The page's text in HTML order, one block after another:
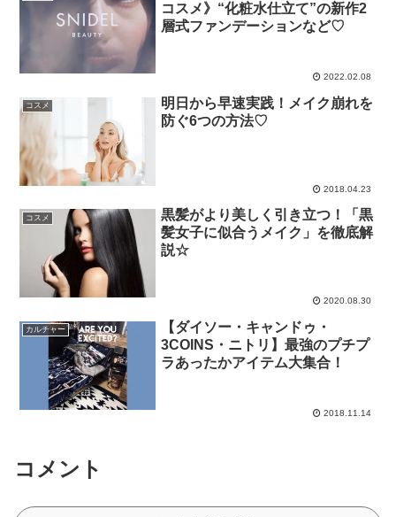
コスメ》“化粧水仕立て”の新作2
層式ファンデーションなど♡
2022.02.08
コスメ
明日から早速実践！メイク崩れを
防ぐ6つの方法♡
2018.04.23
コスメ
黒髪がより美しく引き立つ！「黒
髪女子に似合うメイク」を徹底解
説☆
2020.08.30
カルチャー
【ダイソー・キャンドゥ・
3COINS・ニトリ】最強のプチプ
ラあったかアイテム大集合！
2018.11.14
コメント